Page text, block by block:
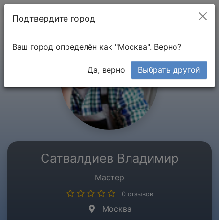
Сатвалдиев Владимир
Мастер
0 отзывов
Москва
Подтвердите город
Ваш город определён как "Москва". Верно?
Да, верно Выбрать другой